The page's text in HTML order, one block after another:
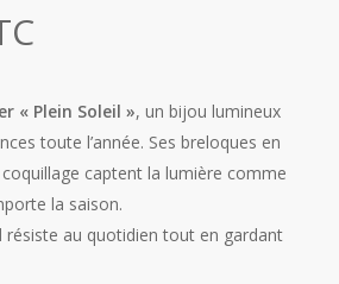
« Plein Soleil », un bijou lumineux
toute l’année. Ses breloques en
captent la lumière comme
la saison.
résiste au quotidien tout en gardant